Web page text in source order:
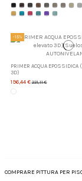
-15%
PRIMER ACQUA
3D)
196,44 €231,11 €
COMPRARE PITTURA PER